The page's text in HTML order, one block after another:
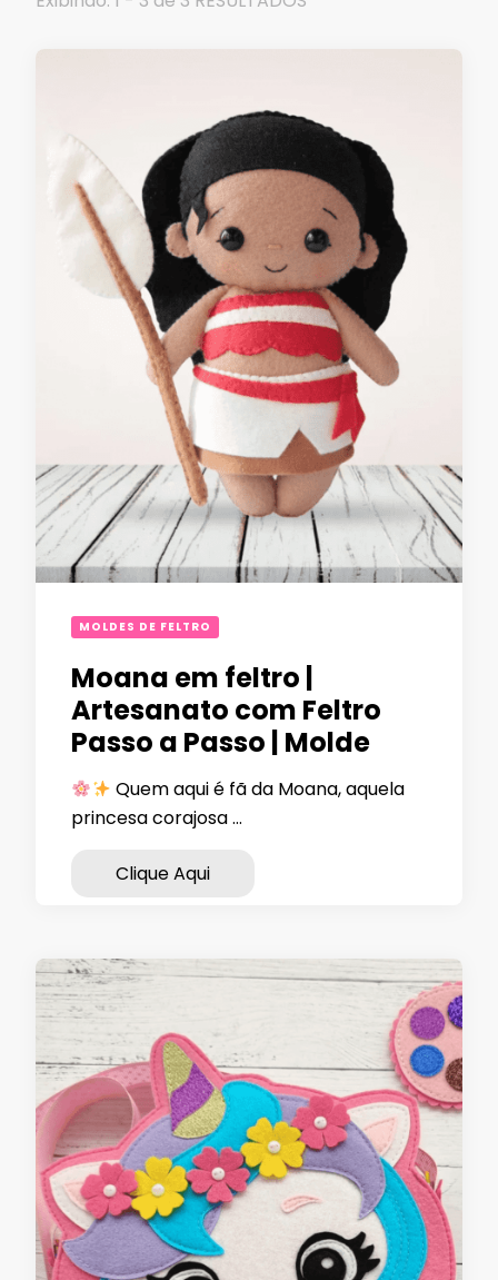
MOLDES DE FELTRO
Moana em feltro |
Artesanato com Feltro
Passo a Passo | Molde
Quem aqui é fã da Moana, aquela
princesa corajosa …
Clique Aqui